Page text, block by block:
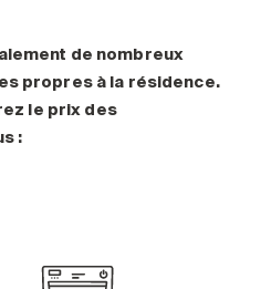
de nombreux
propres à la résidence.
le prix des
: